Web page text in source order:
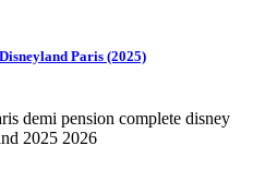
Paris (2025)